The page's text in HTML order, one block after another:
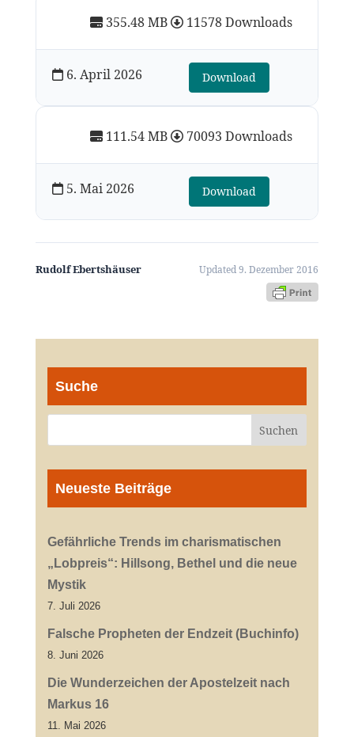
111.54 MB 70093 Downloads
5. Mai 2026 Download
355.48 MB 11578 Downloads
6. April 2026 Download
Rudolf Ebertshäuser Updated 9. Dezember 2016
Suche
Neueste Beiträge
Gefährliche Trends im charismatischen
„Lobpreis“: Hillsong, Bethel und die neue
Mystik
7. Juli 2026
Falsche Propheten der Endzeit (Buchinfo)
8. Juni 2026
Die Wunderzeichen der Apostelzeit nach
Markus 16
11. Mai 2026